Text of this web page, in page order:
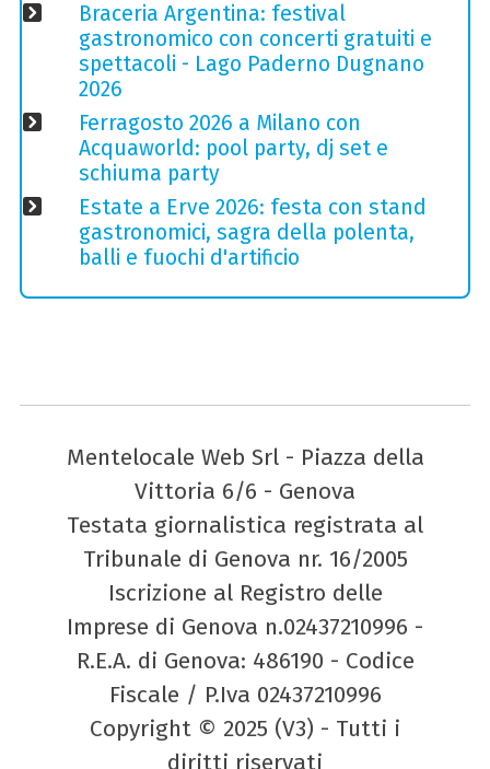
Braceria Argentina: festival
gastronomico con concerti gratuiti e
spettacoli - Lago Paderno Dugnano
2026
Ferragosto 2026 a Milano con
Acquaworld: pool party, dj set e
schiuma party
Estate a Erve 2026: festa con stand
gastronomici, sagra della polenta,
balli e fuochi d'artificio
Mentelocale Web Srl - Piazza della
Vittoria 6/6 - Genova
Testata giornalistica registrata al
Tribunale di Genova nr. 16/2005
Iscrizione al Registro delle
Imprese di Genova n.02437210996 -
R.E.A. di Genova: 486190 - Codice
Fiscale / P.Iva 02437210996
Copyright © 2025 (V3) - Tutti i
diritti riservati